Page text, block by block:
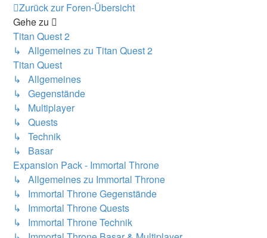
Zurück zur Foren-Übersicht
Gehe zu
Titan Quest 2
↳ Allgemeines zu Titan Quest 2
Titan Quest
↳ Allgemeines
↳ Gegenstände
↳ Multiplayer
↳ Quests
↳ Technik
↳ Basar
Expansion Pack - Immortal Throne
↳ Allgemeines zu Immortal Throne
↳ Immortal Throne Gegenstände
↳ Immortal Throne Quests
↳ Immortal Throne Technik